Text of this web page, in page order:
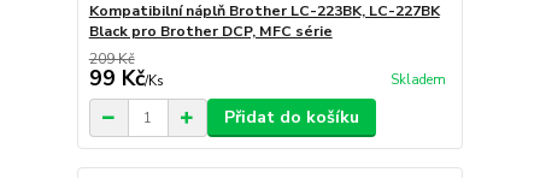
Kompatibilní náplň Brother LC-223BK, LC-227BK
Black pro Brother DCP, MFC série
209 Kč
99 Kč/Ks Skladem
Přidat do košíku